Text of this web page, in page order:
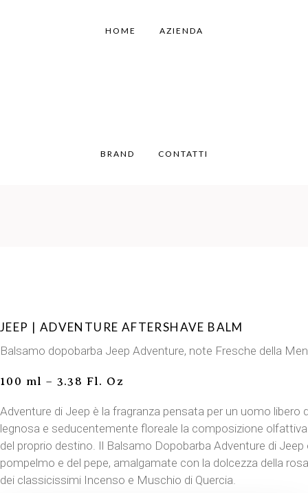
HOME AZIENDA
BRAND CONTATTI
JEEP | ADVENTURE AFTERSHAVE BALM
Balsamo dopobarba Jeep Adventure, note Fresche della
100 ml – 3.38 Fl. Oz
Adventure di Jeep è la fragranza pensata per un uomo
legnosa e seducentemente floreale la composizione
del proprio destino. Il Balsamo Dopobarba Adventure di
pompelmo e del pepe, amalgamate con la dolcezza della
dei classicissimi Incenso e Muschio di Quercia.